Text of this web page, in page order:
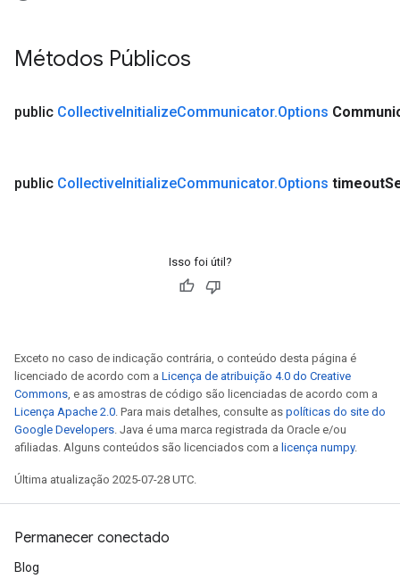
Métodos Públicos
public CollectiveInitializeCommunicator.Options
public CollectiveInitializeCommunicator.Options timeout
Isso foi útil?
Exceto no caso de indicação contrária, o conteúdo desta página é
licenciado de acordo com a Licença de atribuição 4.0 do Creative
Commons, e as amostras de código são licenciadas de acordo com a
Licença Apache 2.0. Para mais detalhes, consulte as políticas do site do
Google Developers. Java é uma marca registrada da Oracle e/ou
afiliadas. Alguns conteúdos são licenciados com a licença numpy.
Última atualização 2025-07-28 UTC.
Permanecer conectado
Blog